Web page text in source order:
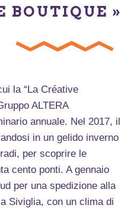
BOUTIQUE »
la “La Créative
ALTERA
annuale. Nel 2017, il
in un gelido inverno
per scoprire le
cento ponti. A gennaio
per una spedizione alla
Siviglia, con un clima di